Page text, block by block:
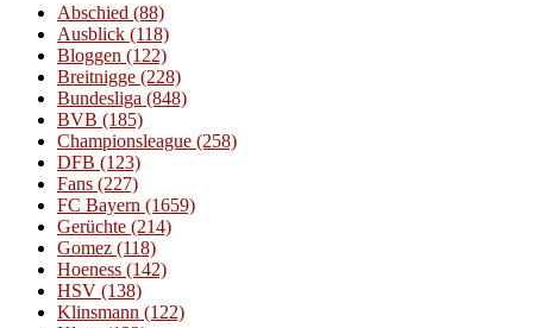
Abschied (88)
Ausblick (118)
Bloggen (122)
Breitnigge (228)
Bundesliga (848)
BVB (185)
Championsleague (258)
DFB (123)
Fans (227)
FC Bayern (1659)
Gerüchte (214)
Gomez (118)
Hoeness (142)
HSV (138)
Klinsmann (122)